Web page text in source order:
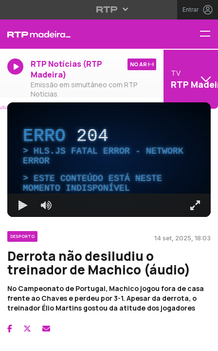
Entrar
RTP Notícias (RTP
Madeira)
Emissão em simultâneo com RTP
Notícias
NO AR
TV
RTP
ERRO204
HLS.JS FATAL ERROR - NETWORK
ERROR
ESTE CONTEÚDO ESTÁ NESTE
MOMENTO INDISPONÍVEL
DESPORTO 14 set, 2025, 18:03
Derrota não desiludiu o
treinador de Machico (áudio)
No Campeonato de Portugal, Machico jogou fora de casa
frente ao Chaves e perdeu por 3-1. Apesar da derrota, o
treinador Élio Martins gostou da atitude dos jogadores